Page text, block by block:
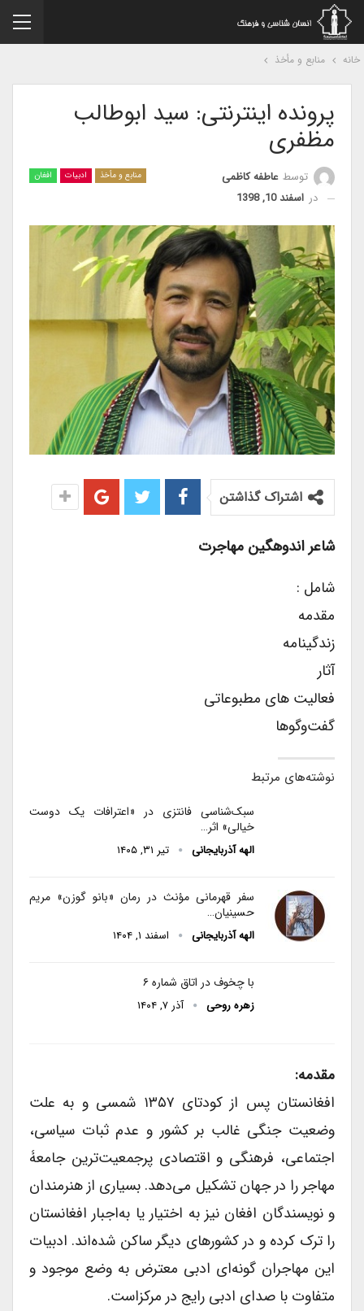
منابع و مأخذ
پرونده اینترنتی: سید ابوطالب
مظفری
منابع و مأخذ ادبیات افغان توسطعاطفه کاظمی
دراسفند 10, 1398
اشتراک گذاشتن
شاعر اندوهگین مهاجرت
شامل :
مقدمه
زندگینامه
آثار
فعالیت های مطبوعاتی
گفت‌وگوها
نوشته‌های مرتبط
سبک‌شناسی فانتزی در «اعترافات یک دوست
خیالی» اثر…
الهه آذربایجانی تیر ۳۱, ۱۴۰۵
سفر قهرمانی مؤنث در رمان «بانو گوزن» مریم
حسینیان…
الهه آذربایجانی اسفند ۱, ۱۴۰۴
با چخوف در اتاق شماره ۶
زهره روحی آذر ۷, ۱۴۰۴
مقدمه:
افغانستان پس از کودتای ۱۳۵۷ شمسی و به علت
وضعیت جنگی غالب بر کشور و عدم ثبات سیاسی،
اجتماعی، فرهنگی و اقتصادی پرجمعیت‌ترین جامعۀ
مهاجر را در جهان تشکیل می‌دهد. بسیاری از هنرمندان
و نویسندگان افغان نیز به اختیار یا به‌اجبار افغانستان
را ترک کرده و در کشورهای دیگر ساکن شده‌اند. ادبیات
این مهاجران گونه‌ای ادبی معترض به وضع موجود و
متفاوت با صدای ادبی رایج در مرکزاست.